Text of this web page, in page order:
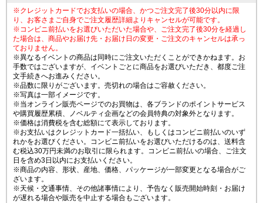
※クレジットカードでお支払いの場合、かつご注文完了後30分以内に限
り、お客さまご自身でご注文履歴詳細よりキャンセルが可能です。
※コンビニ前払いをお選びいただいた場合や、ご注文完了後30分を経過し
た場合は、商品やお届け先・お届け日の変更・ご注文のキャンセルは承っ
ておりません。
※異なるイベントの商品は同時にご注文いただくことができかねます。お
手数ではございますが、イベントごとに商品をお選びいただき、都度ご注
文手続きへお進みください。
※品数に限りがございます。売切れの場合はご容赦ください。
※写真は一部イメージです。
※当オンライン販売ページでのお買物は、各ブランドのポイントサービス
や購買履歴累積、ノベルティ企画などの会員特典の対象外となります。
※価格は消費税を含む総額にて表示しております。
※お支払いはクレジットカード一括払い、もしくはコンビニ前払いのいず
れかをお選びください。コンビニ前払いをお選びいただけるのは、送料含
む税込30万円未満のお取引に限られます。コンビニ前払いの場合、ご注文
日を含め3日以内にお支払いください。
※商品の内容、形状、産地、価格、パッケージが一部変更となる場合がご
ざいます。
※天候・交通事情、その他諸事情により、予告なく販売開始時刻・お届け
が遅れる場合や販売を中止する場合もございます。